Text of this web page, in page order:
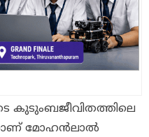
കുടുംബജീവിതത്തിലെ
മോഹൻലാൽ